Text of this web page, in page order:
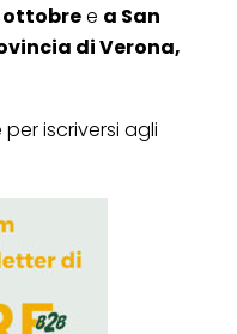
ottobree a San
di Verona,
iscriversi agli